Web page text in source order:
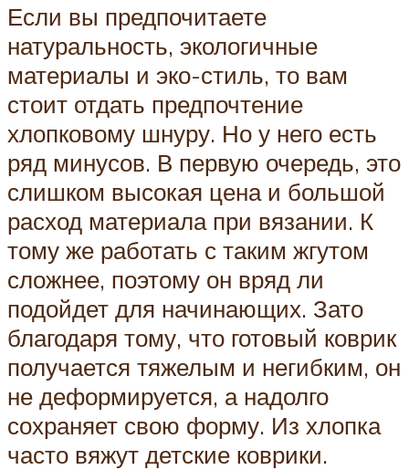
Если вы предпочитаете
натуральность, экологичные
материалы и эко-стиль, то вам
стоит отдать предпочтение
хлопковому шнуру. Но у него есть
ряд минусов. В первую очередь, это
слишком высокая цена и большой
расход материала при вязании. К
тому же работать с таким жгутом
сложнее, поэтому он вряд ли
подойдет для начинающих. Зато
благодаря тому, что готовый коврик
получается тяжелым и негибким, он
не деформируется, а надолго
сохраняет свою форму. Из хлопка
часто вяжут детские коврики.